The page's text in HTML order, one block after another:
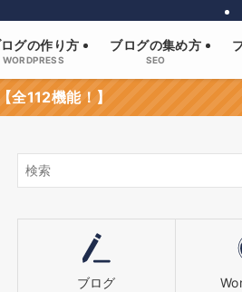
グの作り方
WORDPRESS
ブログの集め方
SEO
112機能！】
ブログ